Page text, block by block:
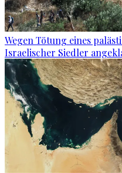
Wegen Tötung eines
Israelischer Siedler